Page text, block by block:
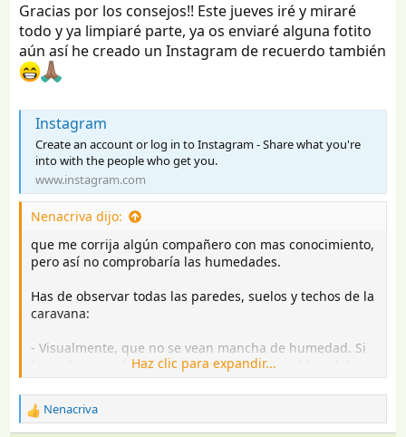
Gracias por los consejos!! Este jueves iré y miraré
todo y ya limpiaré parte, ya os enviaré alguna fotito
aún así he creado un Instagram de recuerdo también
Instagram
Create an account or log in to Instagram - Share what you're
into with the people who get you.
www.instagram.com
Nenacriva dijo:
que me corrija algún compañero con mas conocimiento,
pero así no comprobaría las humedades.
Has de observar todas las paredes, suelos y techos de la
caravana:
- Visualmente, que no se vean mancha de humedad. Si
la maderas están tapadas con vinilos o muebles, debes
tratar ver detrás de ellos.
- Físicamente, palpa y toca para encontrar maderas
descascarilladas, reblandecidas o hinchadas.
Haz clic para expandir...
R
e
Nenacriva